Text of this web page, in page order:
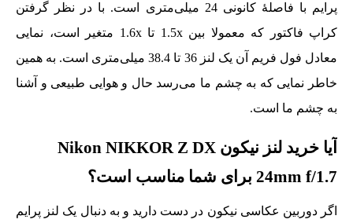
پرایم با فاصلۀ کانونی 24 میلی‌متری است. با در نظر گرفتن
کراپ فاکتور که معمولا بین 1.5x تا 1.6x متغیر است، نمایی
معادل فول فریم آن یک لنز 36 تا 38.4 میلی‌متری است. به همین
خاطر نمایی که به چشم ما می‌رسد حال و هوایی طبیعی و آشنا
به چشم ما است.
آیا خرید لنز نیکون Nikon NIKKOR Z DX
24mm f/1.7 برای شما مناسب است؟
اگر دوربین عکاسی نیکون در دست دارید و به دنبال یک لنز پرایم